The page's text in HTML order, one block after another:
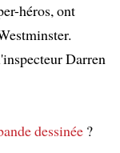
héros, ont
Darren
dessinée?